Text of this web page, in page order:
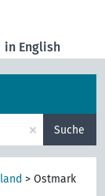
in English
× Suche
>Ostmark